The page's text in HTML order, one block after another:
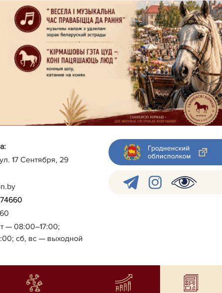
17 Сентября, 29
— 08:00–17:00;
сб, вс — выходной
Гродненский
облисполком